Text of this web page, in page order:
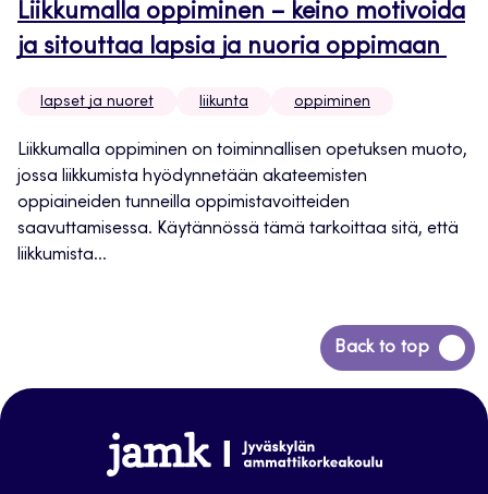
Liikkumalla oppiminen – keino motivoida
ja sitouttaa lapsia ja nuoria oppimaan
lapset ja nuoret liikunta oppiminen
Liikkumalla oppiminen on toiminnallisen opetuksen muoto,
jossa liikkumista hyödynnetään akateemisten
oppiaineiden tunneilla oppimistavoitteiden
saavuttamisessa. Käytännössä tämä tarkoittaa sitä, että
liikkumista...
Back to top
Siirry
takaisin
www.jamk.fi